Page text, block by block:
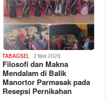
TABAGSEL 2 Mei 2026
Filosofi dan Makna
Mendalam di Balik
Manortor Parmasak pada
Resepsi Pernikahan